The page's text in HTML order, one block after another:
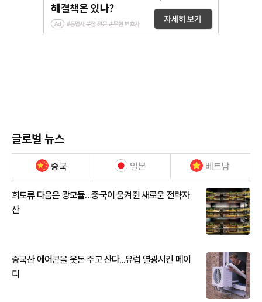
글로벌 뉴스
중국 일본 베트남
희토류 다음은 광모듈…중국이 움켜쥔 새로운 전략자
산
중국산 에어콘을 웃돈 주고 산다...유럽 열광시킨 메이
디